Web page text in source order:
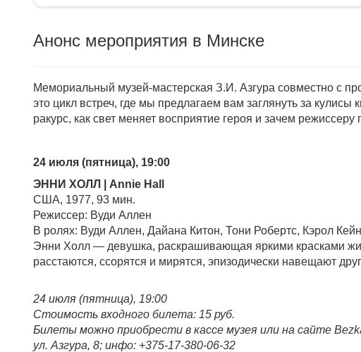
Анонс мероприятия в Минске
Мемориальный музей-мастерская З.И. Азгура совместно с
это цикл встреч, где мы предлагаем вам заглянуть за
ракурс, как свет меняет восприятие героя и зачем
24 июля (пятница), 19:00
ЭННИ ХОЛЛ | Annie Hall
США, 1977, 93 мин.
Режиссер: Вуди Аллен
В ролях: Вуди Аллен, Дайана Китон, Тони Робертс, Кэрол
Энни Холл — девушка, раскрашивающая яркими красками
расстаются, ссорятся и мирятся, эпизодически навещают
24 июля (пятница), 19:00
Стоимость входного билета: 15 руб.
Билеты можно приобрести в кассе музея или на сайте
ул. Азгура, 8; инфо: +375-17-380-06-32